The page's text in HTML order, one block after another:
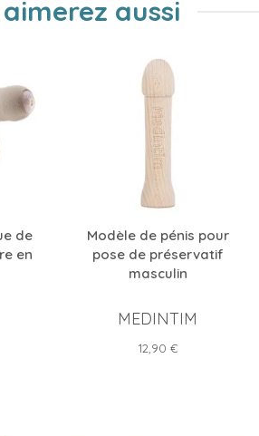
aussi
de
en
Modèle de pénis pour
pose de préservatif
masculin
MEDINTIM
Prix
12,90 €